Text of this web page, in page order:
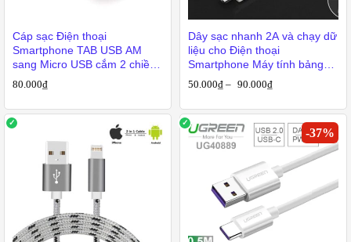
Cáp sạc Điện thoại
Smartphone TAB USB AM
sang Micro USB cắm 2 chiều
1 mét UGREEN 30851
80.000₫
Dây sạc nhanh 2A và chạy dữ
liệu cho Điện thoại
Smartphone Máy tính bảng
Ugreen 0.25M | 0.5M | 1M
50.000₫ – 90.000₫
-37%